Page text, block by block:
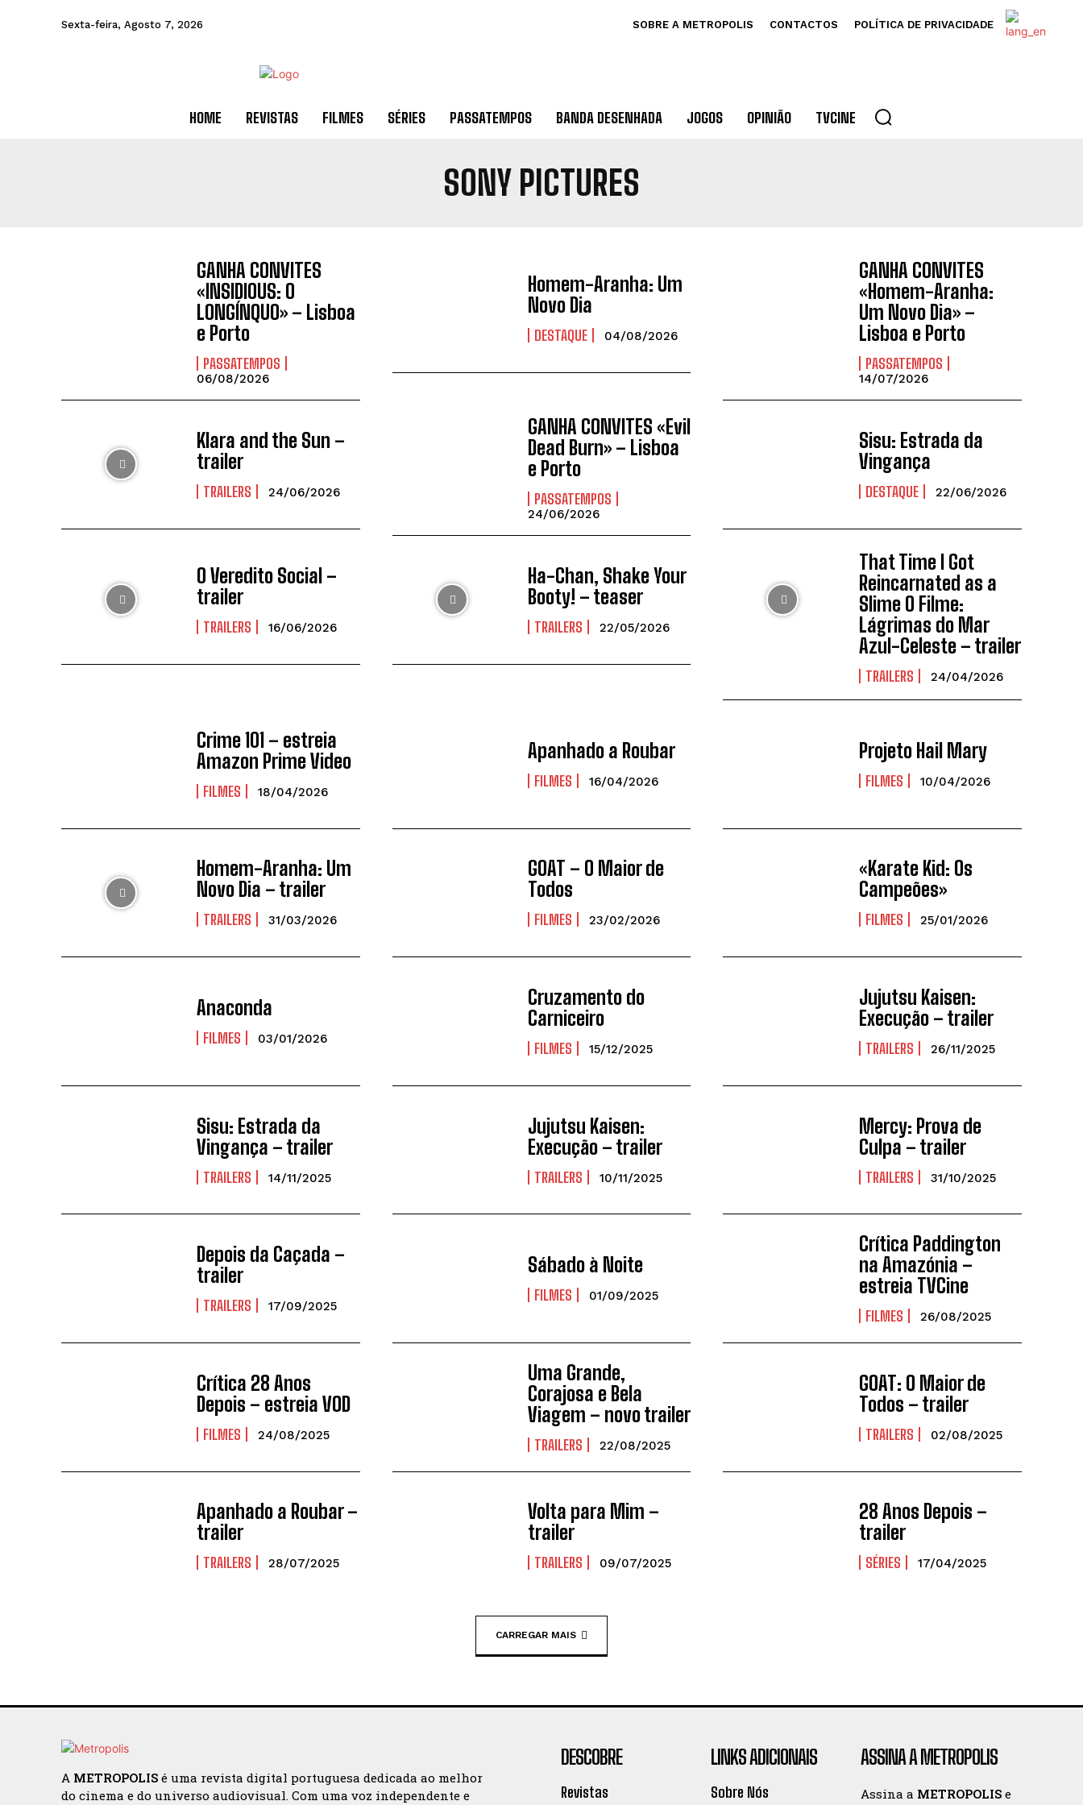
Sexta-feira, Agosto 7, 2026 SOBRE A METROPOLIS CONTACTOS POLÍTICA DE PRIVACIDADE
HOME REVISTAS FILMES SÉRIES PASSATEMPOS BANDA DESENHADA JOGOS OPINIÃO TVCINE
SONY PICTURES
GANHA CONVITES
«INSIDIOUS: O
LONGÍNQUO» – Lisboa
e Porto
PASSATEMPOS
06/08/2026
Homem-Aranha: Um
Novo Dia
DESTAQUE 04/08/2026
GANHA CONVITES
«Homem-Aranha:
Um Novo Dia» –
Lisboa e Porto
PASSATEMPOS
14/07/2026
Klara and the Sun –
trailer
TRAILERS 24/06/2026
GANHA CONVITES «Evil
Dead Burn» – Lisboa
e Porto
PASSATEMPOS
24/06/2026
Sisu: Estrada da
Vingança
DESTAQUE 22/06/2026
O Veredito Social –
trailer
TRAILERS 16/06/2026
Ha-Chan, Shake Your
Booty! – teaser
TRAILERS 22/05/2026
That Time I Got
Reincarnated as a
Slime O Filme:
Lágrimas do Mar
Azul-Celeste – trailer
TRAILERS 24/04/2026
Crime 101 – estreia
Amazon Prime Video
FILMES 18/04/2026
Apanhado a Roubar
FILMES 16/04/2026
Projeto Hail Mary
FILMES 10/04/2026
Homem-Aranha: Um
Novo Dia – trailer
TRAILERS 31/03/2026
GOAT – O Maior de
Todos
FILMES 23/02/2026
«Karate Kid: Os
Campeões»
FILMES 25/01/2026
Anaconda
FILMES 03/01/2026
Cruzamento do
Carniceiro
FILMES 15/12/2025
Jujutsu Kaisen:
Execução – trailer
TRAILERS 26/11/2025
Sisu: Estrada da
Vingança – trailer
TRAILERS 14/11/2025
Jujutsu Kaisen:
Execução – trailer
TRAILERS 10/11/2025
Mercy: Prova de
Culpa – trailer
TRAILERS 31/10/2025
Depois da Caçada –
trailer
TRAILERS 17/09/2025
Sábado à Noite
FILMES 01/09/2025
Crítica Paddington
na Amazónia –
estreia TVCine
FILMES 26/08/2025
Crítica 28 Anos
Depois – estreia VOD
FILMES 24/08/2025
Uma Grande,
Corajosa e Bela
Viagem – novo trailer
TRAILERS 22/08/2025
GOAT: O Maior de
Todos – trailer
TRAILERS 02/08/2025
Apanhado a Roubar –
trailer
TRAILERS 28/07/2025
Volta para Mim –
trailer
TRAILERS 09/07/2025
28 Anos Depois –
trailer
SÉRIES 17/04/2025
CARREGAR MAIS
A METROPOLIS é uma revista digital portuguesa dedicada ao melhor
do cinema e do universo audiovisual. Com uma voz independente e
DESCOBRE
Revistas
LINKS ADICIONAIS
Sobre Nós
ASSINA A METROPOLIS
Assina a METROPOLIS e